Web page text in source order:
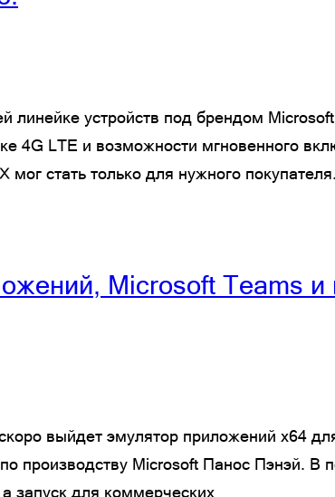
линейке устройств под брендом
4G LTE и возможности мгновенного
стать только для нужного
Microsoft Teams и
выйдет эмулятор приложений x64
производству Microsoft Панос Пэнэй. В
запуск для коммерческих